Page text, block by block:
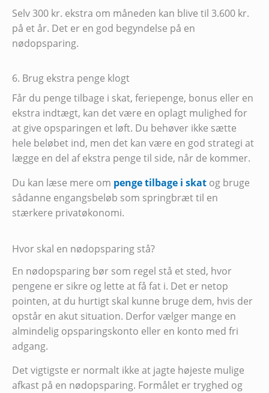
Selv 300 kr. ekstra om måneden kan blive til 3.600 kr.
på et år. Det er en god begyndelse på en
nødopsparing.
6. Brug ekstra penge klogt
Får du penge tilbage i skat, feriepenge, bonus eller en
ekstra indtægt, kan det være en oplagt mulighed for
at give opsparingen et løft. Du behøver ikke sætte
hele beløbet ind, men det kan være en god strategi at
lægge en del af ekstra penge til side, når de kommer.
Du kan læse mere om penge tilbage i skat og bruge
sådanne engangsbeløb som springbræt til en
stærkere privatøkonomi.
Hvor skal en nødopsparing stå?
En nødopsparing bør som regel stå et sted, hvor
pengene er sikre og lette at få fat i. Det er netop
pointen, at du hurtigt skal kunne bruge dem, hvis der
opstår en akut situation. Derfor vælger mange en
almindelig opsparingskonto eller en konto med fri
adgang.
Det vigtigste er normalt ikke at jagte højeste mulige
afkast på en nødopsparing. Formålet er tryghed og